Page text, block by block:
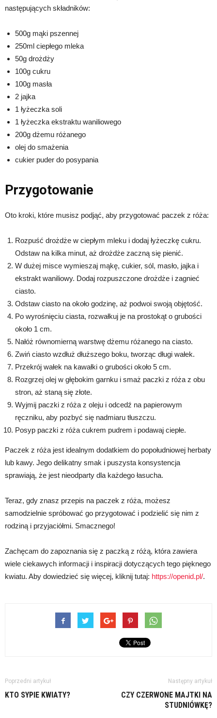
następujących składników:
500g mąki pszennej
250ml ciepłego mleka
50g drożdży
100g cukru
100g masła
2 jajka
1 łyżeczka soli
1 łyżeczka ekstraktu waniliowego
200g dżemu różanego
olej do smażenia
cukier puder do posypania
Przygotowanie
Oto kroki, które musisz podjąć, aby przygotować paczek z róża:
Rozpuść drożdże w ciepłym mleku i dodaj łyżeczkę cukru.
Odstaw na kilka minut, aż drożdże zaczną się pienić.
W dużej misce wymieszaj mąkę, cukier, sól, masło, jajka i
ekstrakt waniliowy. Dodaj rozpuszczone drożdże i zagnieć
ciasto.
Odstaw ciasto na około godzinę, aż podwoi swoją objętość.
Po wyrośnięciu ciasta, rozwałkuj je na prostokąt o grubości
około 1 cm.
Nałóż równomierną warstwę dżemu różanego na ciasto.
Zwiń ciasto wzdłuż dłuższego boku, tworząc długi wałek.
Przekrój wałek na kawałki o grubości około 5 cm.
Rozgrzej olej w głębokim garnku i smaż paczki z róża z obu
stron, aż staną się złote.
Wyjmij paczki z róża z oleju i odcedź na papierowym
ręczniku, aby pozbyć się nadmiaru tłuszczu.
Posyp paczki z róża cukrem pudrem i podawaj ciepłe.
Paczek z róża jest idealnym dodatkiem do popołudniowej herbaty
lub kawy. Jego delikatny smak i puszysta konsystencja
sprawiają, że jest nieodparty dla każdego łasucha.
Teraz, gdy znasz przepis na paczek z róża, możesz
samodzielnie spróbować go przygotować i podzielić się nim z
rodziną i przyjaciółmi. Smacznego!
Zachęcam do zapoznania się z paczką z różą, która zawiera
wiele ciekawych informacji i inspiracji dotyczących tego pięknego
kwiatu. Aby dowiedzieć się więcej, kliknij tutaj: https://openid.pl/.
Poprzedni artykuł
KTO SYPIE KWIATY?
Następny artykuł
CZY CZERWONE MAJTKI NA
STUDNIÓWKĘ?